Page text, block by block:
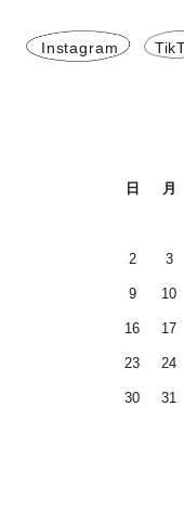
Instagram
日 月
2 3
9 10
16 17
23 24
30 31